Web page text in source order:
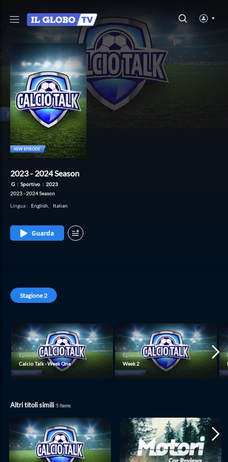
2023 - 2024 Season
G | Sportivo | 2023
2023 - 2024 Season
Lingua: English Italian
Guarda
Stagione2
Episode1
Calcio Talk - Week One
Episode2
Week 2
Altri titoli simili 5 Items